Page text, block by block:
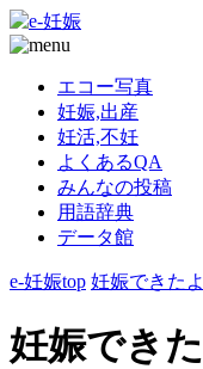
エコー写真
妊娠,出産
妊活,不妊
よくあるQA
みんなの投稿
用語辞典
データ館
e-妊娠top 妊娠できたよ
妊娠でき